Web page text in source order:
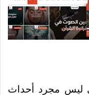
ليس مجرد أحداث